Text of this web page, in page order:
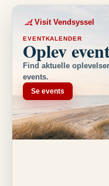
Visit Vendsyssel
EVENTKALENDER
Oplev
Find aktuelle
events.
Se events